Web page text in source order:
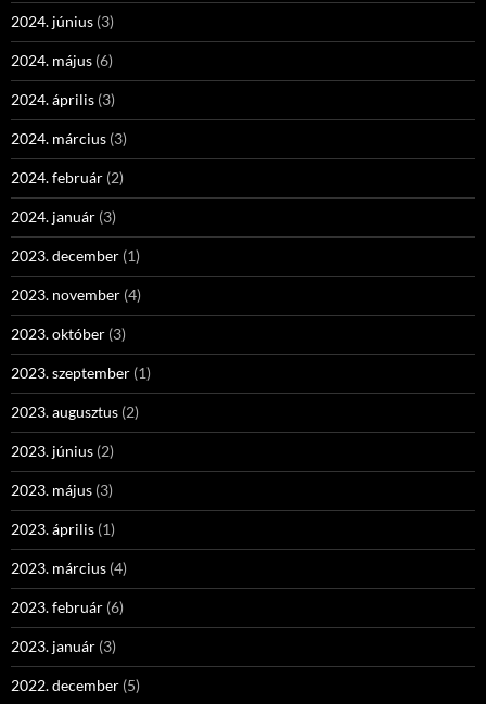
2024. június (3)
2024. május (6)
2024. április (3)
2024. március (3)
2024. február (2)
2024. január (3)
2023. december (1)
2023. november (4)
2023. október (3)
2023. szeptember (1)
2023. augusztus (2)
2023. június (2)
2023. május (3)
2023. április (1)
2023. március (4)
2023. február (6)
2023. január (3)
2022. december (5)